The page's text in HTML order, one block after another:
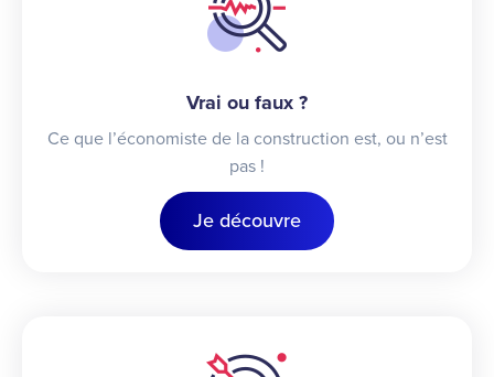
Vrai ou faux ?
Ce que l’économiste de la construction est, ou n’est
pas !
Je découvre